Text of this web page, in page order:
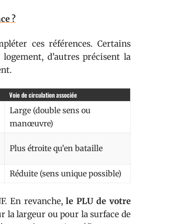
?
ces références. Certains
d’autres précisent la
Voie de circulation associée
Large (double sens ou
manœuvre)
Plus étroite qu’en bataille
Réduite (sens unique possible)
En revanche,le PLU de votre
la largeur ou pour la surface de